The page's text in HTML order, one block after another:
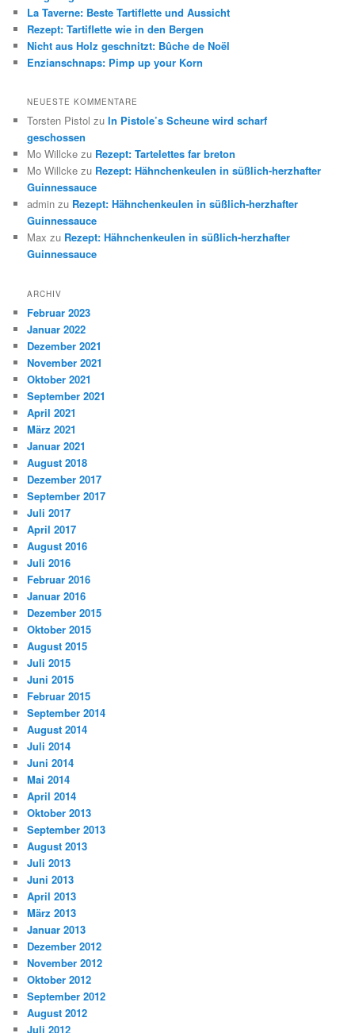
La Taverne: Beste Tartiflette und Aussicht
Rezept: Tartiflette wie in den Bergen
Nicht aus Holz geschnitzt: Bûche de Noël
Enzianschnaps: Pimp up your Korn
NEUESTE KOMMENTARE
Torsten Pistol zuIn Pistole’s Scheune wird scharf
geschossen
Mo Willcke zu Rezept: Tartelettes far breton
Mo Willcke zu Rezept: Hähnchenkeulen in süßlich-herzhafter
Guinnessauce
admin zu Rezept: Hähnchenkeulen in süßlich-herzhafter
Guinnessauce
Max zu Rezept: Hähnchenkeulen in süßlich-herzhafter
Guinnessauce
ARCHIV
Februar 2023
Januar 2022
Dezember 2021
November 2021
Oktober 2021
September 2021
April 2021
März 2021
Januar 2021
August 2018
Dezember 2017
September 2017
Juli 2017
April 2017
August 2016
Juli 2016
Februar 2016
Januar 2016
Dezember 2015
Oktober 2015
August 2015
Juli 2015
Juni 2015
Februar 2015
September 2014
August 2014
Juli 2014
Juni 2014
Mai 2014
April 2014
Oktober 2013
September 2013
August 2013
Juli 2013
Juni 2013
April 2013
März 2013
Januar 2013
Dezember 2012
November 2012
Oktober 2012
September 2012
August 2012
Juli 2012